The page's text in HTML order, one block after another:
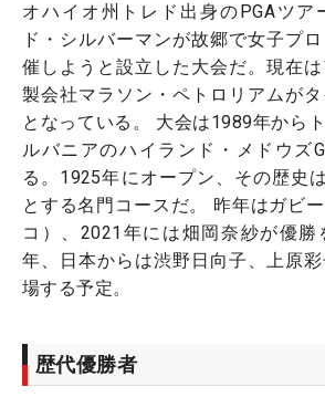
オハイオ州トレド出身のPGAツア
ド・シルバーマンが故郷で女子プ
催しようと設立した大会だ。現在
製会社マラソン・ペトロリアムが
となっている。 大会は1989年から
ルバニアのハイランド・メドウズ
る。1925年にオープン、その歴史
とする名門コースだ。 昨年はガビ
コ）、2021年には畑岡奈紗が優勝
年、日本からは渋野日向子、上原
場する予定。
歴代優勝者